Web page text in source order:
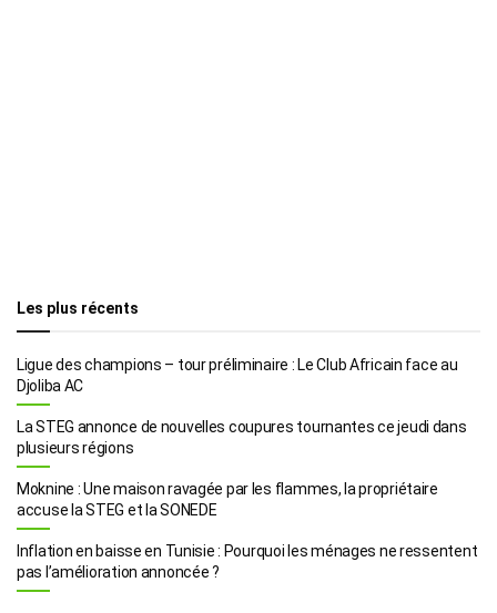
Les plus récents
Ligue des champions – tour préliminaire : Le Club Africain face au
Djoliba AC
La STEG annonce de nouvelles coupures tournantes ce jeudi dans
plusieurs régions
Moknine : Une maison ravagée par les flammes, la propriétaire
accuse la STEG et la SONEDE
Inflation en baisse en Tunisie : Pourquoi les ménages ne ressentent
pas l’amélioration annoncée ?